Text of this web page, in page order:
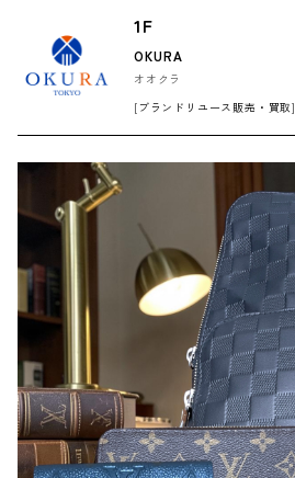
1F
OKURA
オオクラ
[ブランドリユース販売・買取]